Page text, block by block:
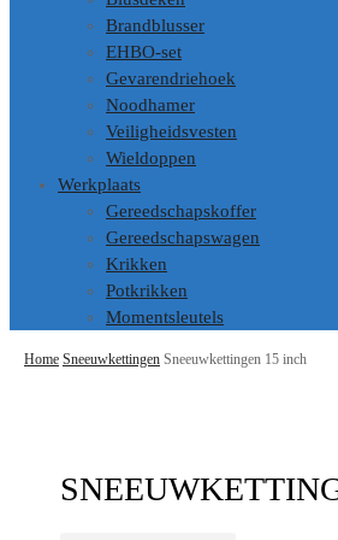
Brandblusser
EHBO-set
Gevarendriehoek
Noodhamer
Veiligheidsvesten
Wieldoppen
Werkplaats
Gereedschapskoffer
Gereedschapswagen
Krikken
Potkrikken
Momentsleutels
Home Sneeuwkettingen Sneeuwkettingen 15 inch